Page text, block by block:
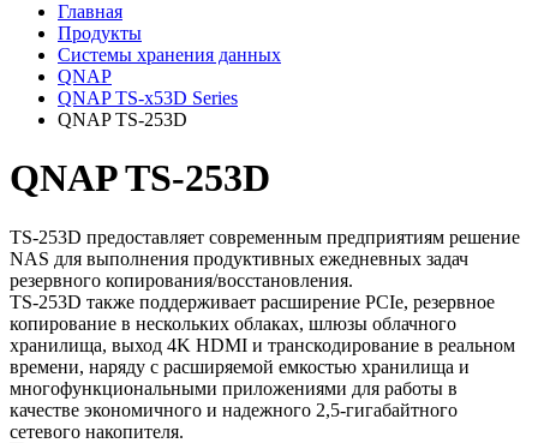
Главная
Продукты
Системы хранения данных
QNAP
QNAP TS-x53D Series
QNAP TS-253D
QNAP TS-253D
TS-253D предоставляет современным предприятиям решение
NAS для выполнения продуктивных ежедневных задач
резервного копирования/восстановления.
TS-253D также поддерживает расширение PCIe, резервное
копирование в нескольких облаках, шлюзы облачного
хранилища, выход 4K HDMI и транскодирование в реальном
времени, наряду с расширяемой емкостью хранилища и
многофункциональными приложениями для работы в
качестве экономичного и надежного 2,5-гигабайтного
сетевого накопителя.